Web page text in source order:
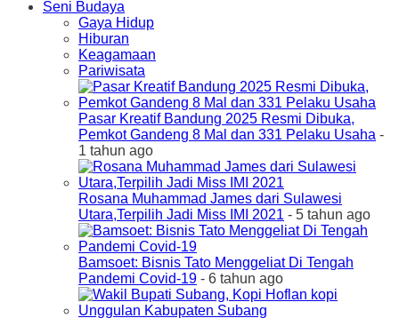
Seni Budaya
Gaya Hidup
Hiburan
Keagamaan
Pariwisata
Pasar Kreatif Bandung 2025 Resmi Dibuka,
Pemkot Gandeng 8 Mal dan 331 Pelaku Usaha -
1 tahun ago
Rosana Muhammad James dari Sulawesi
Utara,Terpilih Jadi Miss IMI 2021 - 5 tahun ago
Bamsoet: Bisnis Tato Menggeliat Di Tengah
Pandemi Covid-19 - 6 tahun ago